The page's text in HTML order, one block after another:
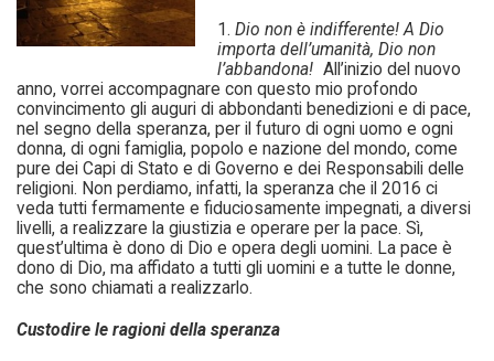
1. Dio non è indifferente! A Dio
importa dell’umanità, Dio non
l’abbandona! All’inizio del nuovo
anno, vorrei accompagnare con questo mio profondo
convincimento gli auguri di abbondanti benedizioni e di pace,
nel segno della speranza, per il futuro di ogni uomo e ogni
donna, di ogni famiglia, popolo e nazione del mondo, come
pure dei Capi di Stato e di Governo e dei Responsabili delle
religioni. Non perdiamo, infatti, la speranza che il 2016 ci
veda tutti fermamente e fiduciosamente impegnati, a diversi
livelli, a realizzare la giustizia e operare per la pace. Sì,
quest’ultima è dono di Dio e opera degli uomini. La pace è
dono di Dio, ma affidato a tutti gli uomini e a tutte le donne,
che sono chiamati a realizzarlo.
Custodire le ragioni della speranza